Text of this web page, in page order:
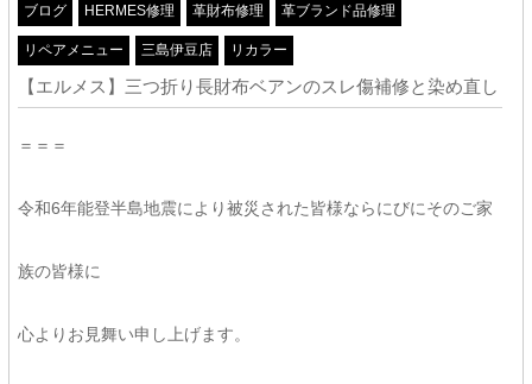
ブログ HERMES修理 革財布修理 革ブランド品修理
リペアメニュー 三島伊豆店 リカラー
【エルメス】三つ折り長財布ベアンのスレ傷補修と染め直し
＝＝＝
令和6年能登半島地震により被災された皆様ならにびにそのご家
族の皆様に
心よりお見舞い申し上げます。